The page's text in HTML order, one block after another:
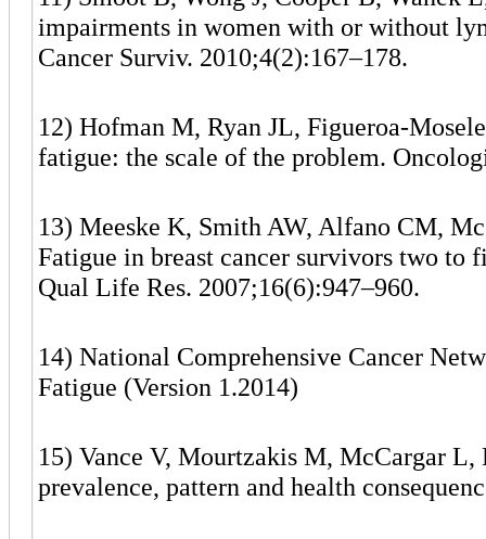
impairments in women with or without
Cancer Surviv. 2010;4(2):167–178.
12) Hofman M, Ryan JL, Figueroa-
fatigue: the scale of the problem.
13) Meeske K, Smith AW, Alfano CM,
Fatigue in breast cancer survivors two to
Qual Life Res. 2007;16(6):947–960.
14) National Comprehensive Cancer
Fatigue (Version 1.2014)
15) Vance V, Mourtzakis M, McCargar
prevalence, pattern and health